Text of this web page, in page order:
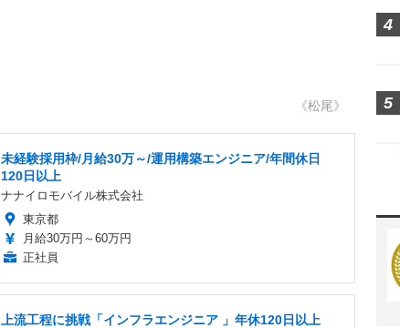
《松尾》
未経験採用枠/月給30万～/運用構築エンジニア/年間休日
120日以上
ナナイロモバイル株式会社
東京都
月給30万円～60万円
正社員
上流工程に挑戦「インフラエンジニア 」年休120日以上